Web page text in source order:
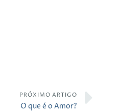
PRÓXIMO ARTIGO
O que é o Amor?